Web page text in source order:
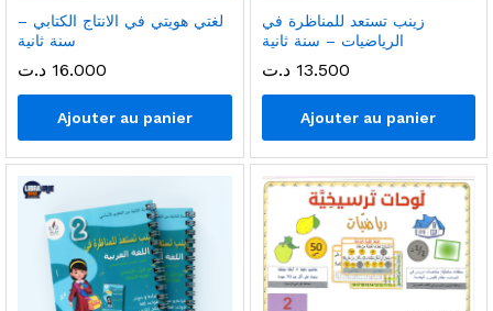
لغتي هويتي في الانتاج الكتابي –
سنة ثانية
16.000 د.ت
Ajouter au panier
زينب تستعد للمناظرة في
الرياضيات – سنة ثانية
13.500 د.ت
Ajouter au panier